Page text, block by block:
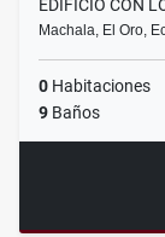
EDIFICIO CON
Machala, El Oro,
0 Habitaciones
9 Baños